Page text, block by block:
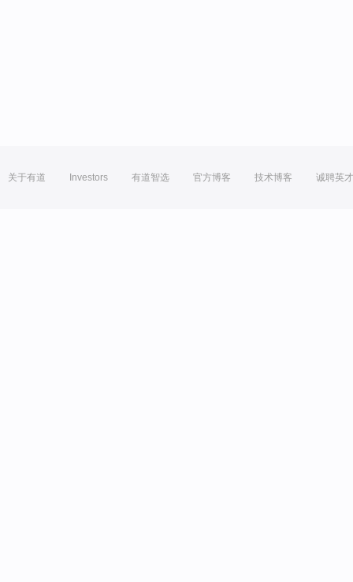
关于有道 Investors 有道智选 官方博客 技术博客 诚聘英才